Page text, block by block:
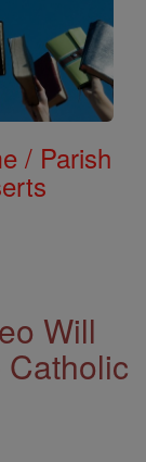
/ Parish
Will